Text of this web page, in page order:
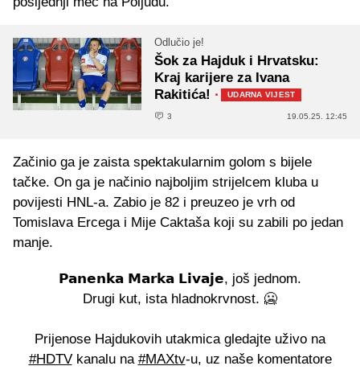
Odlučio je!
Šok za Hajduk i Hrvatsku:
Kraj karijere za Ivana
Rakitića! · UDARNA VIJEST
3 19.05.25. 12:45
Začinio ga je zaista spektakularnim golom s bijele
tačke. On ga je načinio najboljim strijelcem kluba u
povijesti HNL-a. Zabio je 82 i preuzeo je vrh od
Tomislava Ercega i Mije Caktaša koji su zabili po jedan
manje.
𝗣𝗮𝗻𝗲𝗻𝗸𝗮 𝗠𝗮𝗿𝗸𝗮 𝗟𝗶𝘃𝗮𝗷𝗲, još jednom.
Drugi kut, ista hladnokrvnost. 🥶
Prijenose Hajdukovih utakmica gledajte uživo na
#HDTVkanalu na #MAXtv-u, uz naše komentatore